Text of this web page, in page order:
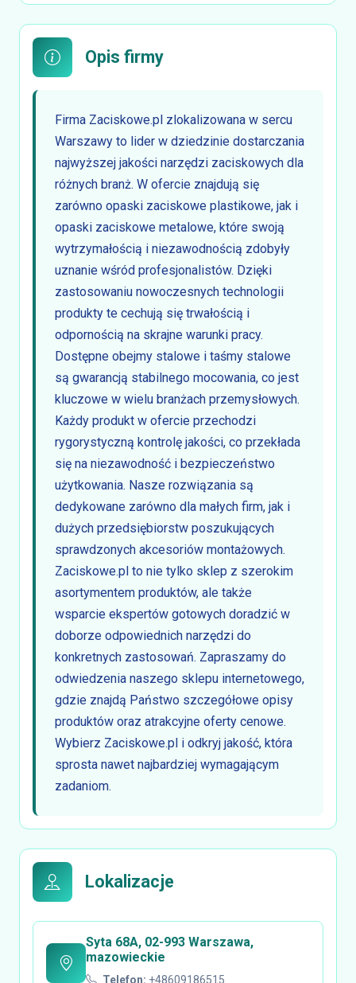
Opis firmy
Firma Zaciskowe.pl zlokalizowana w sercu
Warszawy to lider w dziedzinie dostarczania
najwyższej jakości narzędzi zaciskowych dla
różnych branż. W ofercie znajdują się
zarówno opaski zaciskowe plastikowe, jak i
opaski zaciskowe metalowe, które swoją
wytrzymałością i niezawodnością zdobyły
uznanie wśród profesjonalistów. Dzięki
zastosowaniu nowoczesnych technologii
produkty te cechują się trwałością i
odpornością na skrajne warunki pracy.
Dostępne obejmy stalowe i taśmy stalowe
są gwarancją stabilnego mocowania, co jest
kluczowe w wielu branżach przemysłowych.
Każdy produkt w ofercie przechodzi
rygorystyczną kontrolę jakości, co przekłada
się na niezawodność i bezpieczeństwo
użytkowania. Nasze rozwiązania są
dedykowane zarówno dla małych firm, jak i
dużych przedsiębiorstw poszukujących
sprawdzonych akcesoriów montażowych.
Zaciskowe.pl to nie tylko sklep z szerokim
asortymentem produktów, ale także
wsparcie ekspertów gotowych doradzić w
doborze odpowiednich narzędzi do
konkretnych zastosowań. Zapraszamy do
odwiedzenia naszego sklepu internetowego,
gdzie znajdą Państwo szczegółowe opisy
produktów oraz atrakcyjne oferty cenowe.
Wybierz Zaciskowe.pl i odkryj jakość, która
sprosta nawet najbardziej wymagającym
zadaniom.
Lokalizacje
Syta 68A, 02-993 Warszawa,
mazowieckie
Telefon: +48609186515